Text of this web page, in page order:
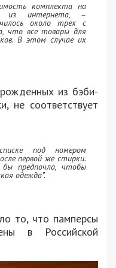
комплекта на
из интернета, –
около трех с
что все товары для
В этом случае их
из бэби-
не соответствует
под номером
первой же стирки.
предпочла, чтобы
одежда”.
то, что памперсы
в Российской